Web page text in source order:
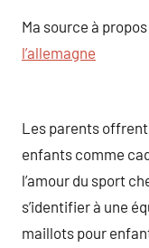
Ma source à
l’allemagne
Les parents
enfants comme
l’amour du sport
s’identifier à une
maillots pour